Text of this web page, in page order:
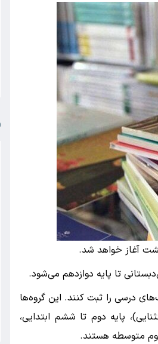
آغاز خواهد شد.
تا پایه دوازدهم می‌شود.
درسی را ثبت کنند. این گروه‌ها
پایه دوم تا ششم ابتدایی،
متوسطه هستند.